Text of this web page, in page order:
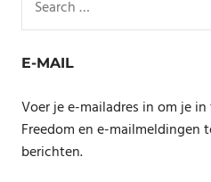
for:
E-MAIL
Voer je e-mailadres in om je
Freedom en e-mailmeldingen
berichten.